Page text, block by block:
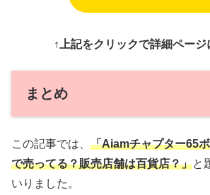
↑上記をクリックで詳細ペー
まとめ
この記事では、 「Aiamチャプター65
で売ってる？販売店舗は百貨店？」と
いりました。